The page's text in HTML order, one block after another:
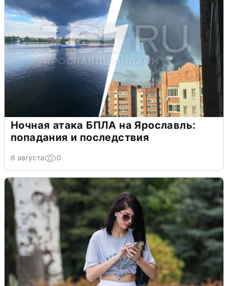
Ночная атака БПЛА на Ярославль:
попадания и последствия
6 августа 0